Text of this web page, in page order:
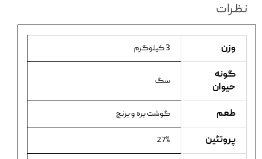
نظرات
وزن 3 کیلوگرم
گونه
حیوان
سگ
طعم گوشت بره و برنج
پروتئین 27%